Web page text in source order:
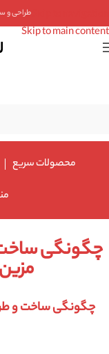
Skip to main content
طراحی و
محصولات سریع
چگونگی
چگونگی ساخت و